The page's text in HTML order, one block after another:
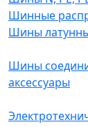
Шинные
Шины
Шины
аксессуары